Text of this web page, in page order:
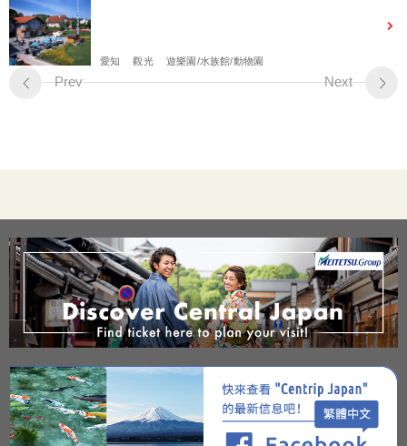
愛知 觀光 遊樂園/水族館/動物園
Prev Next